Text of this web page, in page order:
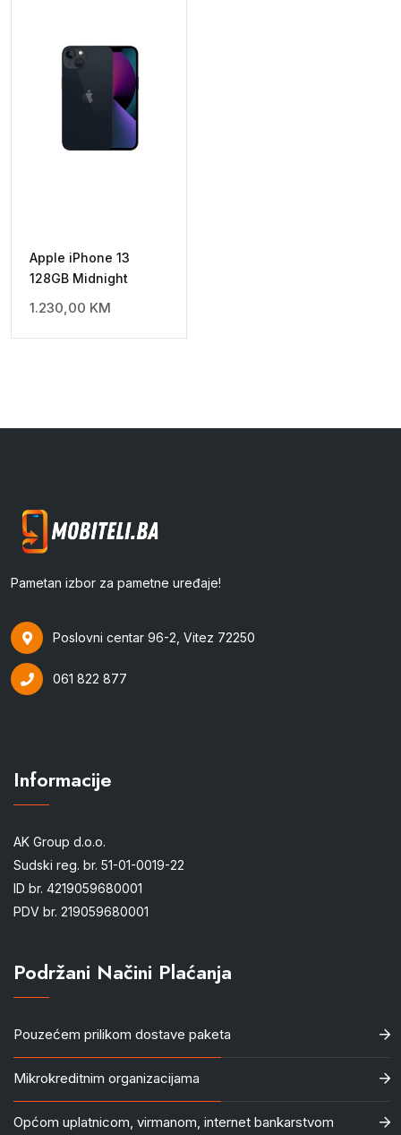
Apple iPhone 13
128GB Midnight
1.230,00 KM
Pametan izbor za pametne uređaje!
Poslovni centar 96-2, Vitez 72250
061 822 877
Informacije
AK Group d.o.o.
Sudski reg. br. 51-01-0019-22
ID br. 4219059680001
PDV br. 219059680001
Podržani Načini Plaćanja
Pouzećem prilikom dostave paketa
Mikrokreditnim organizacijama
Općom uplatnicom, virmanom, internet bankarstvom